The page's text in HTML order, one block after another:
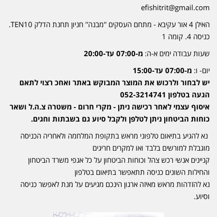
efishitrit@gmail.com
האילן 4 אור עקיבא - מתחם העסקים ''מבנה'' חניון תחנת הדלק TEN10.
כניסה 4. קומה 1
שעות עבודה ימים א-ה: מ-07:00 עד-20:00
יום- ו: מ-07:00 עד-15:00
יש לבחור ולרכוש את המוצר המבוקש באתר ואחכ רצוי לתאם
הגעה בטלפון 052-3214741
איסוף עצמי לאחר רכישה ניתן - מקרי חרום - משטרה צ.ה.ל ושאר
כוחות הביטחון ניתן לטלפן ולקבל סיוע גם בשבתות וחגים.
נא להגיע בתיאום טלפוני מראש בתקופת המלחמה ולאחריה הכניסה
מוגבלת למורשים בלבד ואו למקרים חריגים
קניינים אנשי רכש צהל וכוחות הביטחון על כל אגפי משרד הביטחון
והחילות השונים כניסה תתאפשר בתיאום בטלפון
נא להזדהות מראש מאיזה ארגון הינכם מגיעים על מנת לאפשר כניסה
וסיוע.